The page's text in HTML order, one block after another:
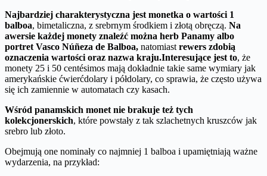
Najbardziej charakterystyczna jest monetka o wartości 1
balboa, bimetaliczna, z srebrnym środkiem i złotą obręczą. Na
awersie każdej monety znaleźć można herb Panamy albo
portret Vasco Núñeza de Balboa, natomiast rewers zdobią
oznaczenia wartości oraz nazwa kraju.Interesujące jest to, że
monety 25 i 50 centésimos mają dokładnie takie same wymiary jak
amerykańskie ćwierćdolary i półdolary, co sprawia, że często używa
się ich zamiennie w automatach czy kasach.
Wśród panamskich monet nie brakuje też tych
kolekcjonerskich, które powstały z tak szlachetnych kruszców jak
srebro lub złoto.
Obejmują one nominały co najmniej 1 balboa i upamiętniają ważne
wydarzenia, na przykład: